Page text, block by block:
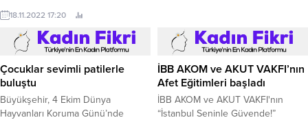
Tenis çok özel bir spor ancak
ülkemizde hak ettiği yerde değil
Türkiye Tenis Federasyonu
Başkanı Cengiz Durmuş D –
Smart’ta yayınlanan “Haftanın
konuğu”programının konuğu oldu.
18.11.2022 17:20
Çocuklar sevimli patilerle
buluştu
Büyükşehir, 4 Ekim Dünya
Hayvanları Koruma Günü’nde
İBB AKOM ve AKUT VAKFI’nın
Afet Eğitimleri başladı
İBB AKOM ve AKUT VAKFI'nın
“İstanbul Seninle Güvende!”